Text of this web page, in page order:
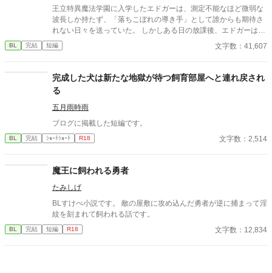
王立特異魔法学園に入学したエドガーは、測定不能なほど微弱な
波長しか持たず、「落ちこぼれの導き手」として誰からも期待さ
れない日々を送っていた。 しかしある日の放課後、エドガーは学
園で最も恐れられる最強の戦闘魔術教官、レオン・ヴァレンタイ
ンの秘密を知ってしまう。 強大すぎる魔力ゆえに、五感が暴走す
底知れぬ静かな波長は、世界で唯一、彼の苦痛を完全に溶かすこ
とができるものだった。 「お前は、俺の専属の導き手になるん
だ」 痛みを癒やしたことで、冷酷なはずの最強教官から底なしの
執着と溺愛を向けられるようになり――！？ 孤独な二人の魂が共
鳴する、極上の救済と溺愛の学園ファンタジー。 ※センチネルバ
ースをベースにした独自設定（特異覚醒者×導き手）です。
BL 完結 短編 文字数：41,607
完成した犬は新たな地獄が待つ飼育部屋へと連れ戻され
る
五月雨時雨
ブログに掲載した短編です。
BL 完結 ｼｮｰﾄｼｮｰﾄ R18 文字数：2,514
魔王に飼われる勇者
たみしげ
BLすけべ小説です。 敵の屋敷に攻め込んだ勇者が逆に捕まって淫
紋を刻まれて飼われる話です。
BL 完結 短編 R18 文字数：12,834